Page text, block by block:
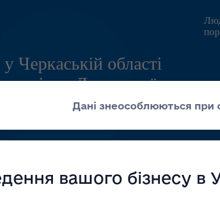
Черкаській області
Державної